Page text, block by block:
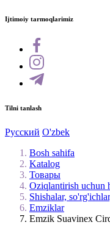
Ijtimoiy tarmoqlarimiz
Tilni tanlash
Русский O'zbek
Bosh sahifa
Katalog
Товары
Oziqlantirish uchun
Shishalar,
Emziklar
Emzik Suavinex